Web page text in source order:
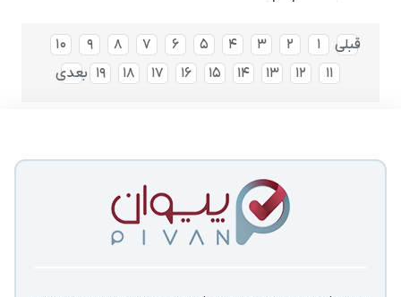
قبلی 1
2
3
4
5
6
7
8
9
10
11
12
13
14
15
16
17
18
19 بعدی